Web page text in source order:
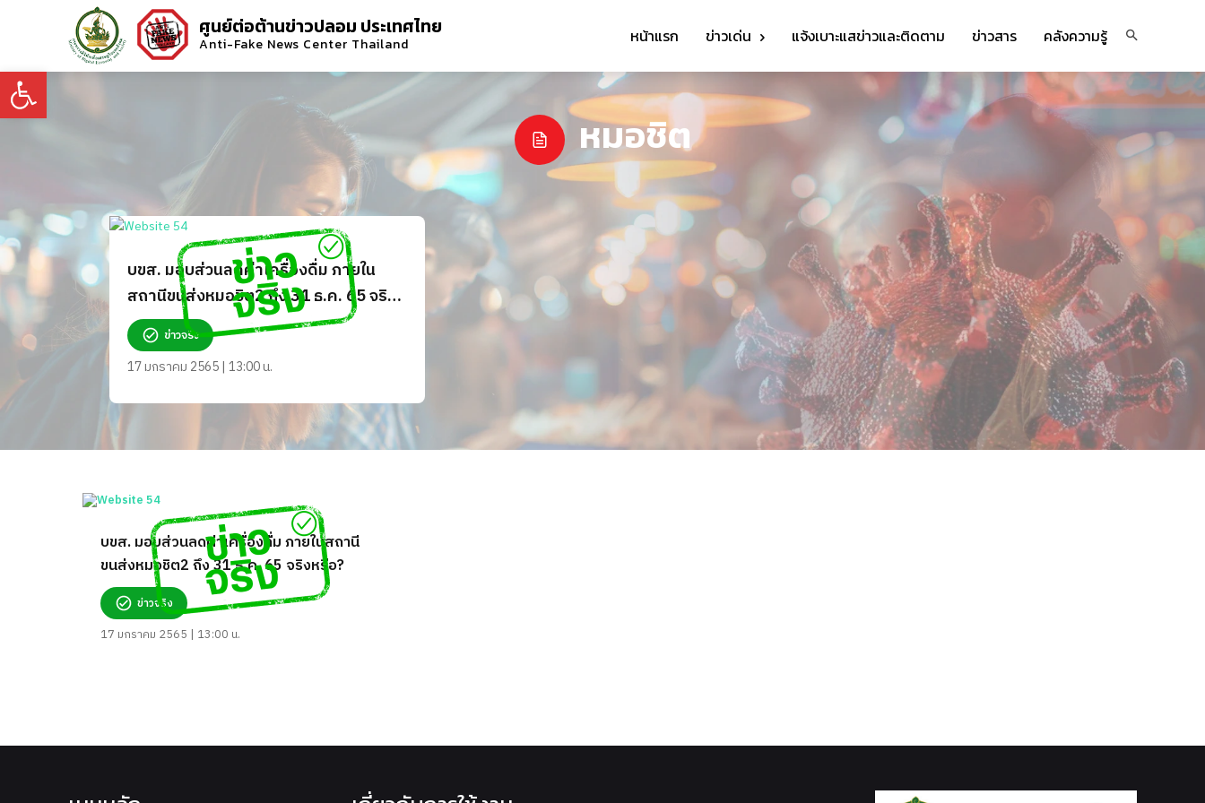
Open toolbar
ศูนย์ต่อต้านข่าวปลอม ประเทศไทย
Anti-Fake News Center Thailand หน้าแรก ข่าวเด่น แจ้งเบาะแสข่าวและติดตาม ข่าวสาร คลังความรู้
หมอชิต
บขส. มอบส่วนลดค่าเครื่องดื่ม ภายใน
สถานีขนส่งหมอชิต2 ถึง 31 ธ.ค. 65 จริง
หรือ?ข่าวจริง
17 มกราคม 2565 | 13:00 น.
บขส. มอบส่วนลดค่าเครื่องดื่ม ภายในสถานี
ขนส่งหมอชิต2 ถึง 31 ธ.ค. 65 จริงหรือ?
ข่าวจริง
17 มกราคม 2565 | 13:00 น.